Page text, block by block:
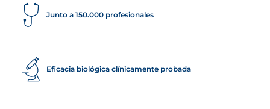
Junto a 150.000 profesionales
Eficacia biológica clínicamente probada